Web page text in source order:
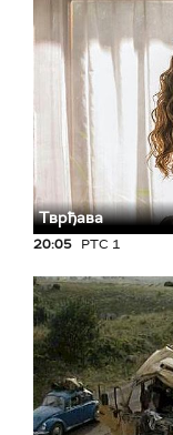
Тврђава
20:05 РТС 1